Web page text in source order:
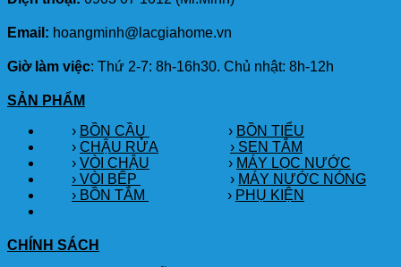
Email: hoangminh@lacgiahome.vn
Giờ làm việc: Thứ 2-7: 8h-16h30. Chủ nhật: 8h-12h
SẢN PHẨM
› BỒN CẦU › BỒN TIỂU
› CHẬU RỬA
› SEN TẮM
› VÒI CHẬU › MÁY LỌC NƯỚC
› VÒI BẾP
› MÁY NƯỚC NÓNG
› BỒN TẮM
› PHỤ KIỆN
CHÍNH SÁCH